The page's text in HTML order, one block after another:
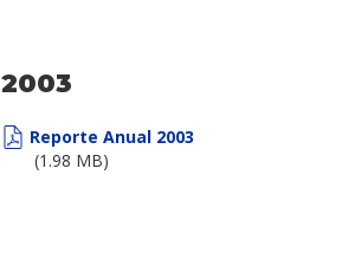
2003
Reporte Anual 2003
(1.98 MB)